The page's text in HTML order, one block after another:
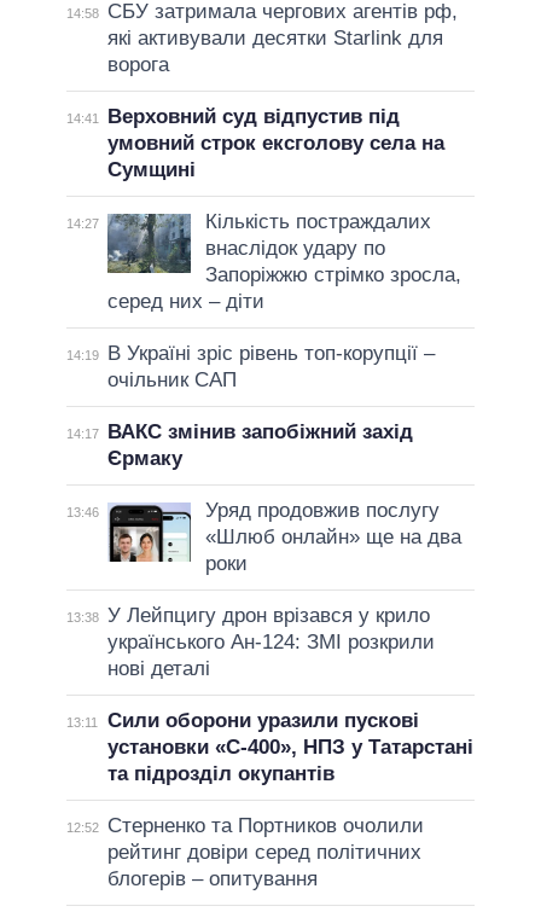
14:58
СБУ затримала чергових агентів рф,
які активували десятки Starlink для
ворога
14:41
Верховний суд відпустив під
умовний строк ексголову села на
Сумщині
14:27
Кількість постраждалих
внаслідок удару по
Запоріжжю стрімко зросла,
серед них – діти
14:19
В Україні зріс рівень топ-корупції –
очільник САП
14:17
ВАКС змінив запобіжний захід
Єрмаку
13:46
Уряд продовжив послугу
«Шлюб онлайн» ще на два
роки
13:38 У Лейпцигу дрон врізався у крило
українського Ан-124: ЗМІ розкрили
нові деталі
13:11
Сили оборони уразили пускові
установки «С-400», НПЗ у Татарстані
та підрозділ окупантів
12:52
Стерненко та Портников очолили
рейтинг довіри серед політичних
блогерів – опитування